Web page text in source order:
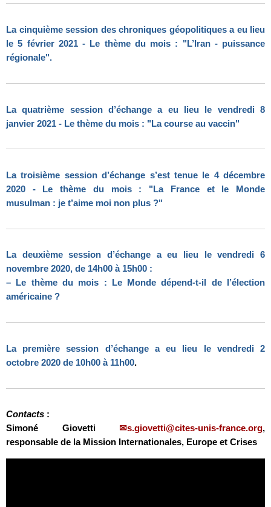
La cinquième session des chroniques géopolitiques a eu lieu
le 5 février 2021 - Le thème du mois : "L’Iran - puissance
régionale".
La quatrième session d’échange a eu lieu le vendredi 8
janvier 2021 - Le thème du mois : "La course au vaccin"
La troisième session d’échange s’est tenue le 4 décembre
2020 - Le thème du mois : "La France et le Monde
musulman : je t’aime moi non plus ?"
La deuxième session d’échange a eu lieu le vendredi 6
novembre 2020, de 14h00 à 15h00 :
– Le thème du mois : Le Monde dépend-t-il de l’élection
américaine ?
La première session d’échange a eu lieu le vendredi 2
octobre 2020 de 10h00 à 11h00.
Contacts :
Simoné Giovetti
s.giovetti@cites-unis-france.org,
responsable de la Mission Internationales, Europe et Crises